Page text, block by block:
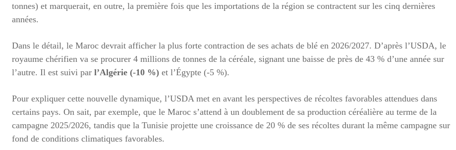
tonnes) et marquerait, en outre, la première fois que les importations de la région se contractent sur les cinq dernières
années.
Dans le détail, le Maroc devrait afficher la plus forte contraction de ses achats de blé en 2026/2027. D’après l’USDA, le
royaume chérifien va se procurer 4 millions de tonnes de la céréale, signant une baisse de près de 43 % d’une année sur
l’autre. Il est suivi par l’Algérie (‑10 %) et l’Égypte (‑5 %).
Pour expliquer cette nouvelle dynamique, l’USDA met en avant les perspectives de récoltes favorables attendues dans
certains pays. On sait, par exemple, que le Maroc s’attend à un doublement de sa production céréalière au terme de la
campagne 2025/2026, tandis que la Tunisie projette une croissance de 20 % de ses récoltes durant la même campagne sur
fond de conditions climatiques favorables.